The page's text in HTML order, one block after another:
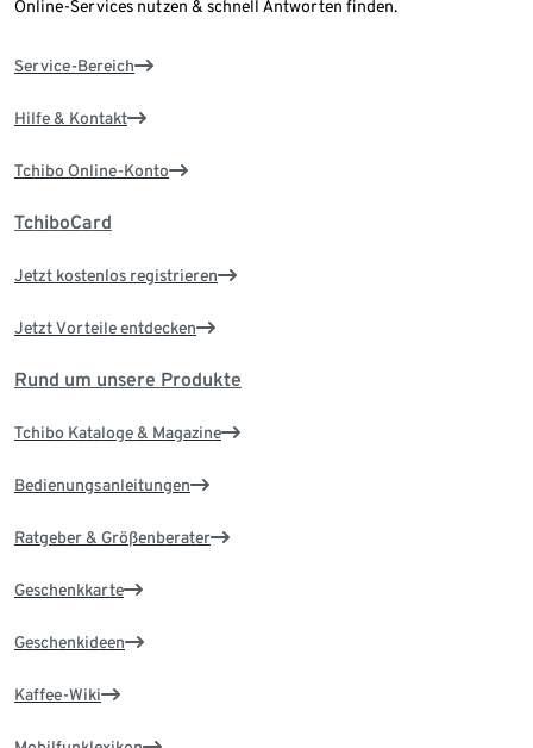
Online-Services nutzen & schnell Antworten finden.
Service-Bereich
Hilfe & Kontakt
Tchibo Online-Konto
TchiboCard
Jetzt kostenlos registrieren
Jetzt Vorteile entdecken
Rund um unsere Produkte
Tchibo Kataloge & Magazine
Bedienungsanleitungen
Ratgeber & Größenberater
Geschenkkarte
Geschenkideen
Kaffee-Wiki